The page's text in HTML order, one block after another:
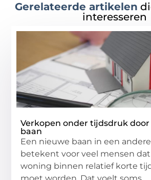
Gerelateerde artikelen
interesseren
Verkopen onder tijdsdruk door
baan
Een nieuwe baan in een
betekent voor veel mensen
woning binnen relatief korte